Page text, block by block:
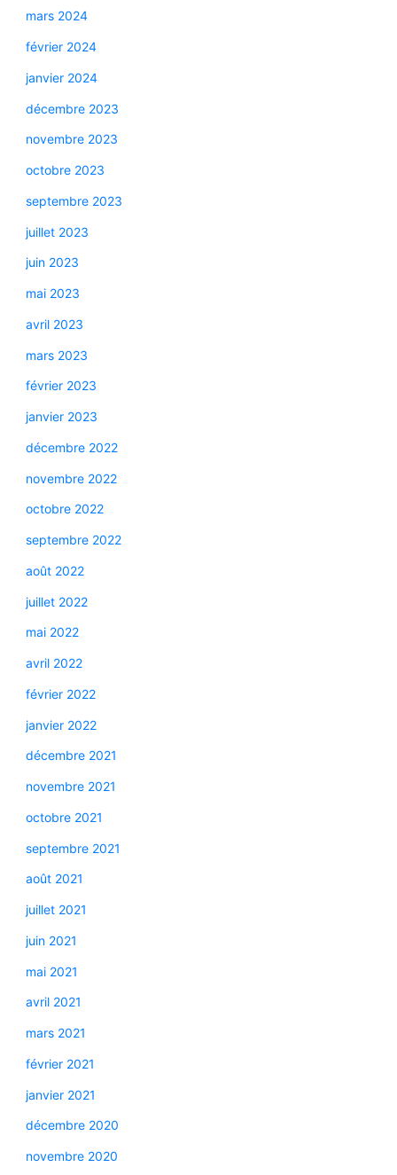
mars 2024
février 2024
janvier 2024
décembre 2023
novembre 2023
octobre 2023
septembre 2023
juillet 2023
juin 2023
mai 2023
avril 2023
mars 2023
février 2023
janvier 2023
décembre 2022
novembre 2022
octobre 2022
septembre 2022
août 2022
juillet 2022
mai 2022
avril 2022
février 2022
janvier 2022
décembre 2021
novembre 2021
octobre 2021
septembre 2021
août 2021
juillet 2021
juin 2021
mai 2021
avril 2021
mars 2021
février 2021
janvier 2021
décembre 2020
novembre 2020